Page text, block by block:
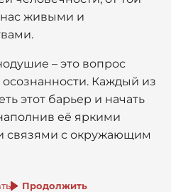
нас живыми и
– это вопрос
Каждый из
этот барьер и начать
её яркими
связями с окружающим
Продолжить